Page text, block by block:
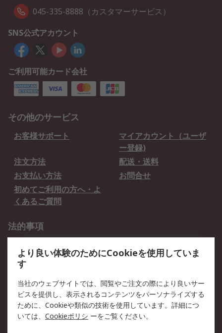
045-335-8888（カスタマーサービス）
SNS公式アカウント
ご利用可能カード会社
その他のサービス
お客様サポート
マイアカウント（ユーザ
ー登録)
注文方法
配送・送料
お支払い方法
お問合せ
初めてご利用の方へ・よ
くあるご質問
法的事項
クッキーポリシー
RSについて
会社概要
採用情報
プレスリリース＆お知ら
コーポレートサイト
より良い体験のためにCookieを使用していま
す
当社のウェブサイトでは、閲覧やご注文の際により良いサー
ビスを提供し、表示されるコンテンツをパーソナライズする
ために、Cookieや類似の技術を使用しています。詳細につ
いては、 Cookieポリシ ーをご覧ください。